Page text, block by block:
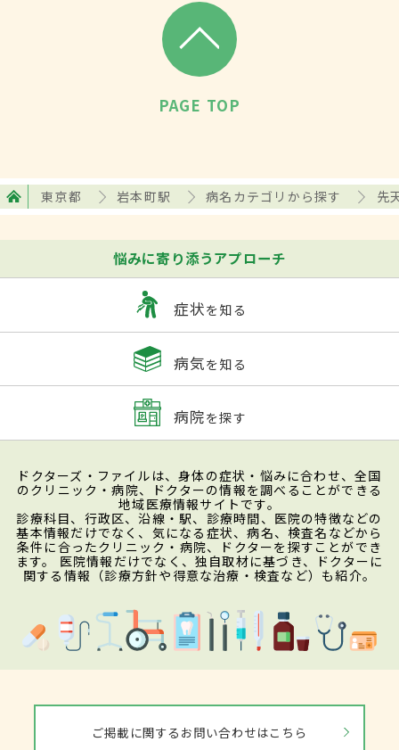
PAGE TOP
東京都 岩本町駅 病名カテゴリから探す 先
悩みに寄り添うアプローチ
症状を知る
病気を知る
病院を探す
ドクターズ・ファイルは、身体の症状・悩みに合わせ、全国
のクリニック・病院、ドクターの情報を調べることができる
地域医療情報サイトです。
診療科目、行政区、沿線・駅、診療時間、医院の特徴などの
基本情報だけでなく、気になる症状、病名、検査名などから
条件に合ったクリニック・病院、ドクターを探すことができ
ます。 医院情報だけでなく、独自取材に基づき、ドクターに
関する情報（診療方針や得意な治療・検査など）も紹介。
ご掲載に関するお問い合わせはこちら